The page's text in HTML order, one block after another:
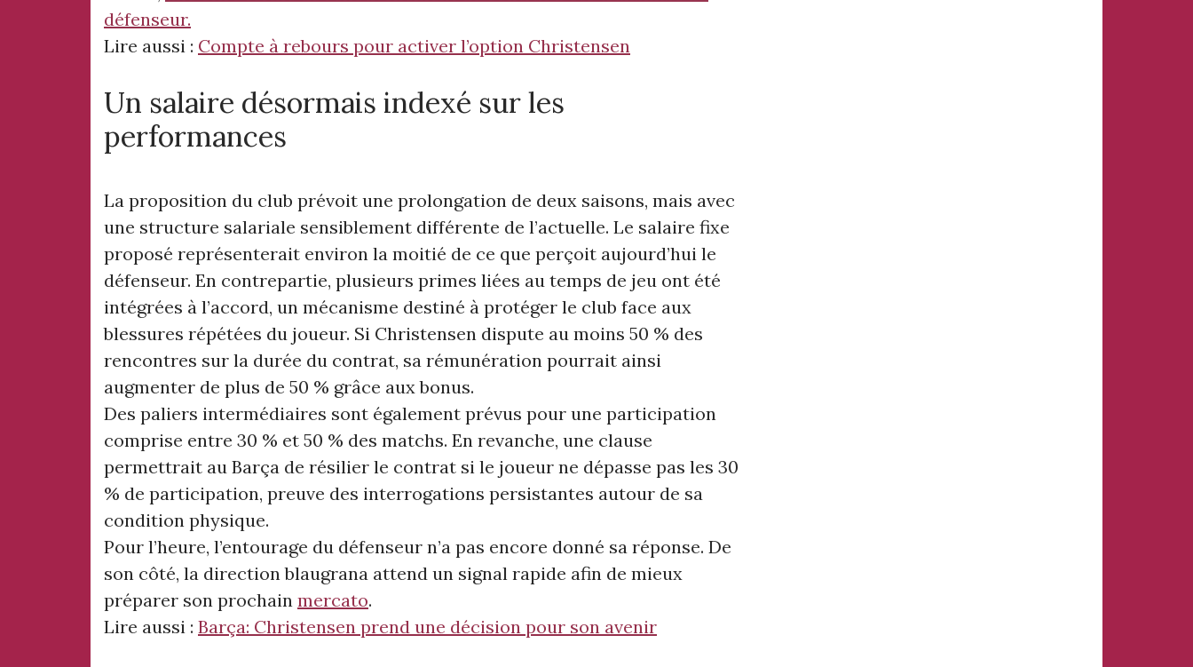
défenseur.
Lire aussi : Compte à rebours pour activer l’option Christensen
Un salaire désormais indexé sur les
performances
La proposition du club prévoit une prolongation de deux saisons, mais avec
une structure salariale sensiblement différente de l’actuelle. Le salaire fixe
proposé représenterait environ la moitié de ce que perçoit aujourd’hui le
défenseur. En contrepartie, plusieurs primes liées au temps de jeu ont été
intégrées à l’accord, un mécanisme destiné à protéger le club face aux
blessures répétées du joueur. Si Christensen dispute au moins 50 % des
rencontres sur la durée du contrat, sa rémunération pourrait ainsi
augmenter de plus de 50 % grâce aux bonus.
Des paliers intermédiaires sont également prévus pour une participation
comprise entre 30 % et 50 % des matchs. En revanche, une clause
permettrait au Barça de résilier le contrat si le joueur ne dépasse pas les 30
% de participation, preuve des interrogations persistantes autour de sa
condition physique.
Pour l’heure, l’entourage du défenseur n’a pas encore donné sa réponse. De
son côté, la direction blaugrana attend un signal rapide afin de mieux
préparer son prochain mercato.
Lire aussi : Barça: Christensen prend une décision pour son avenir